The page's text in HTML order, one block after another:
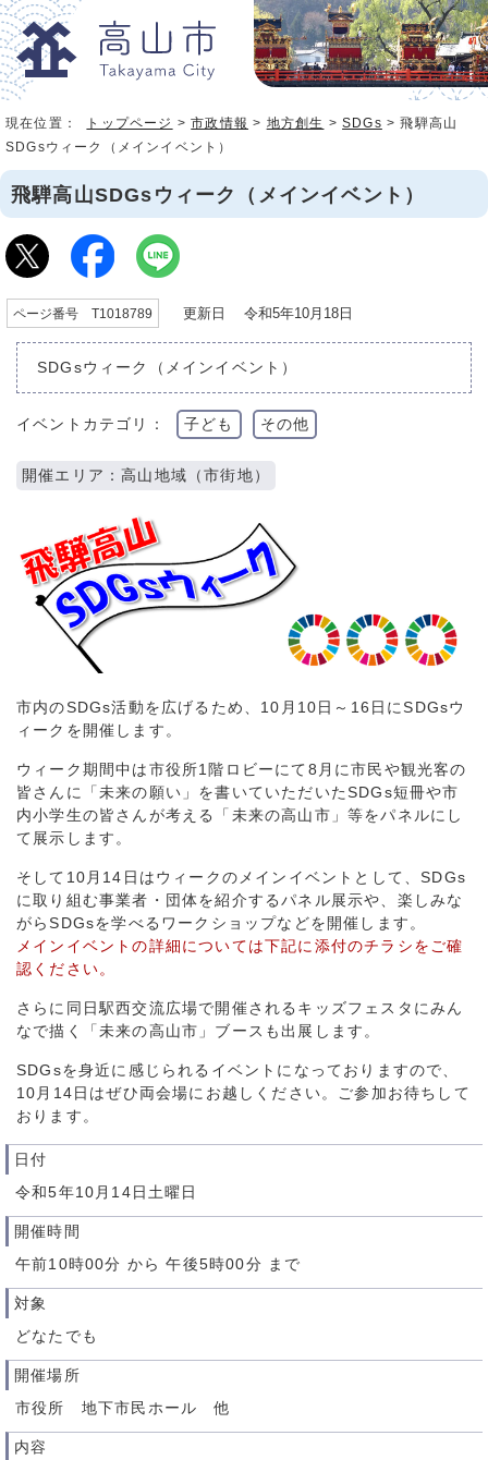
現在位置： トップページ >市政情報 > 地方創生 >SDGs > 飛騨高山
SDGsウィーク（メインイベント）
飛騨高山SDGsウィーク（メインイベント）
ページ番号 T1018789 更新日 令和5年10月18日
SDGsウィーク（メインイベント）
イベントカテゴリ： 子ども その他
開催エリア：高山地域（市街地）
市内のSDGs活動を広げるため、10月10日～16日にSDGsウ
ィークを開催します。
ウィーク期間中は市役所1階ロビーにて8月に市民や観光客の
皆さんに「未来の願い」を書いていただいたSDGs短冊や市
内小学生の皆さんが考える「未来の高山市」等をパネルにし
て展示します。
そして10月14日はウィークのメインイベントとして、SDGs
に取り組む事業者・団体を紹介するパネル展示や、楽しみな
がらSDGsを学べるワークショップなどを開催します。
メインイベントの詳細については下記に添付のチラシをご確
認ください。
さらに同日駅西交流広場で開催されるキッズフェスタにみん
なで描く「未来の高山市」ブースも出展します。
SDGsを身近に感じられるイベントになっておりますので、
10月14日はぜひ両会場にお越しください。ご参加お待ちして
おります。
日付
令和5年10月14日土曜日
開催時間
午前10時00分 から 午後5時00分 まで
対象
どなたでも
開催場所
市役所 地下市民ホール 他
内容